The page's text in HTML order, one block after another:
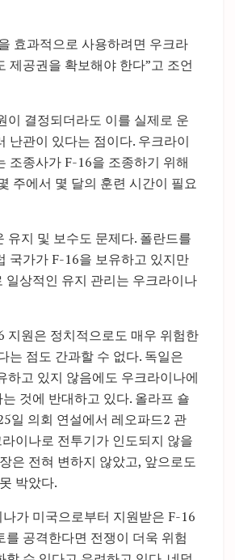
효과적으로 사용하려면 우크라
제공권을 확보해야 한다”고 조언
이 결정되더라도 이를 실제로 운
난관이 있다는 점이다. 우크라이
조종사가 F-16을 조종하기 위해
주에서 몇 달의 훈련 시간이 필요
유지 및 보수도 문제다. 폴란드를
국가가 F-16을 보유하고 있지만
일상적인 유지 관리는 우크라이나
지원은 정치적으로도 매우 위험한
는 점도 간과할 수 없다. 독일은
하고 있지 않음에도 우크라이나에
것에 반대하고 있다. 올라프 숄
일 의회 연설에서 레오파드2 관
이나로 전투기가 인도되지 않을
은 전혀 변하지 않았고, 앞으로도
박았다.
가 미국으로부터 지원받은 F-16
를 공격한다면 전쟁이 더욱 위험